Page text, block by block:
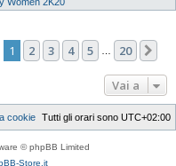
Pagina di 20
1 2 3 4 5 20
Vai a
Tutti gli orari sono UTC+02:00
cookie
© phpBB Limited
Store.it